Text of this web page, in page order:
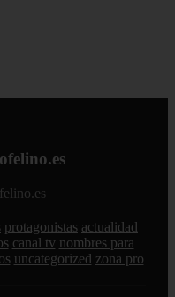
protagonistas actualidad
canal tv nombres para
uncategorized zona pro